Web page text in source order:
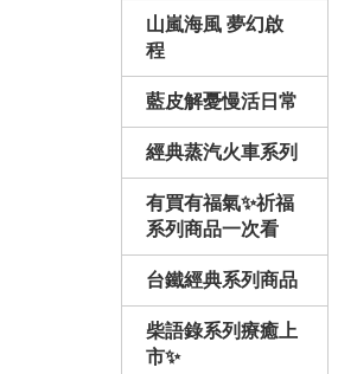
山嵐海風 夢幻啟
程
藍皮解憂慢活日常
經典蒸汽火車系列
有買有福氣✨祈福
系列商品一次看
台鐵經典系列商品
柴語錄系列療癒上
市✨